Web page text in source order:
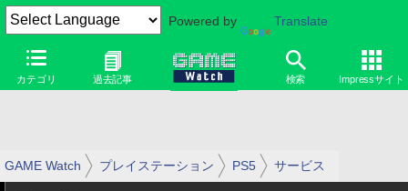
Powered by Translate
カテゴリ 過去記事 検索 Impressサイト
GAME Watch プレイステーション PS5 サービス